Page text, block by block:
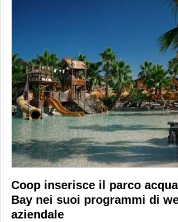
Coop inserisce il parco
Bay nei suoi programmi di
aziendale